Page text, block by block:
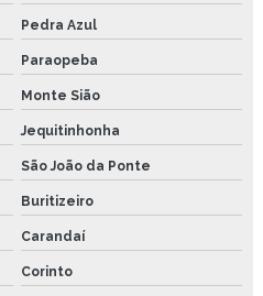
Pedra Azul
Paraopeba
Monte Sião
Jequitinhonha
São João da Ponte
Buritizeiro
Carandaí
Corinto